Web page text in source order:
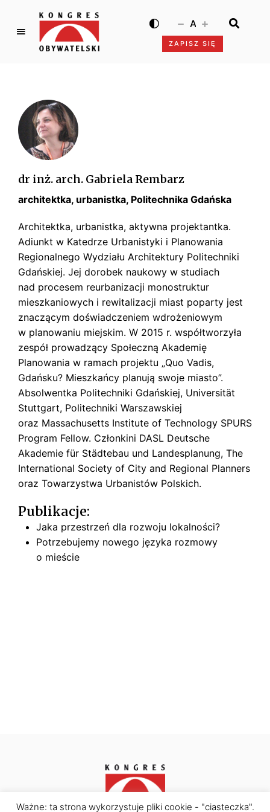
K
g
r
e
s
O
b
y
w
t
e
l
s
k
i
ZAPISZ SIĘ
A
dr inż. arch. Gabriela Rembarz
architektka, urbanistka, Politechnika Gdańska
Architektka, urbanistka, aktywna projektantka.
Adiunkt w Katedrze Urbanistyki i Planowania
Regionalnego Wydziału Architektury Politechniki
Gdańskiej. Jej dorobek naukowy w studiach
nad procesem reurbanizacji monostruktur
mieszkaniowych i rewitalizacji miast poparty jest
znaczącym doświadczeniem wdrożeniowym
w planowaniu miejskim. W 2015 r. współtworzyła
zespół prowadzący Społeczną Akademię
Planowania w ramach projektu „Quo Vadis,
Gdańsku? Mieszkańcy planują swoje miasto”.
Absolwentka Politechniki Gdańskiej, Universität
Stuttgart, Politechniki Warszawskiej
oraz Massachusetts Institute of Technology SPURS
Program Fellow. Członkini DASL Deutsche
Akademie für Städtebau und Landesplanung, The
International Society of City and Regional Planners
oraz Towarzystwa Urbanistów Polskich.
Publikacje:
Jaka przestrzeń dla rozwoju lokalności?
Potrzebujemy nowego języka rozmowy
o mieście
Ważne: ta strona wykorzystuje pliki cookie - "ciasteczka".